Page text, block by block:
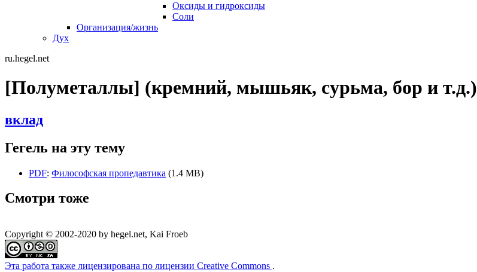
Оксиды и гидроксиды
Соли
Организация/жизнь
Дух
ru.hegel.net
[Полуметаллы] (кремний, мышьяк, сурьма, бор и т.д.)
вклад
Гегель на эту тему
PDF: Философская пропедавтика (1.4 MB)
Смотри тоже
Copyright © 2002-2020 by hegel.net, Kai Froeb
Эта работа также лицензирована по лицензии Creative Commons .